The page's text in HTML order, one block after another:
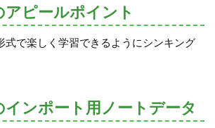
ピールポイント
式で楽しく学習できるようにシンキング
インポート用ノートデータ